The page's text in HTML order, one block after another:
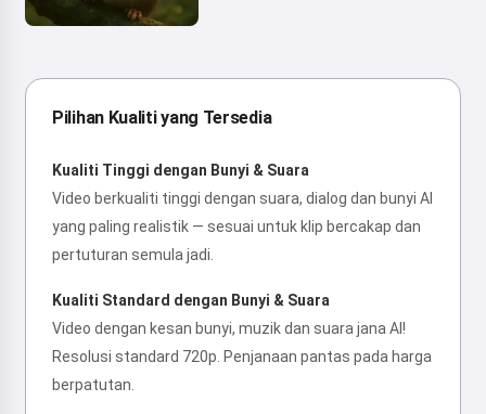
Pilihan Kualiti yang Tersedia
Kualiti Tinggi dengan Bunyi & Suara
Video berkualiti tinggi dengan suara, dialog dan bunyi AI
yang paling realistik — sesuai untuk klip bercakap dan
pertuturan semula jadi.
Kualiti Standard dengan Bunyi & Suara
Video dengan kesan bunyi, muzik dan suara jana AI!
Resolusi standard 720p. Penjanaan pantas pada harga
berpatutan.